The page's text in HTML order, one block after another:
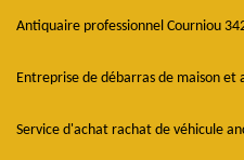
Antiquaire professionnel Courniou
Entreprise de débarras de maison
Service d'achat rachat de véhicule